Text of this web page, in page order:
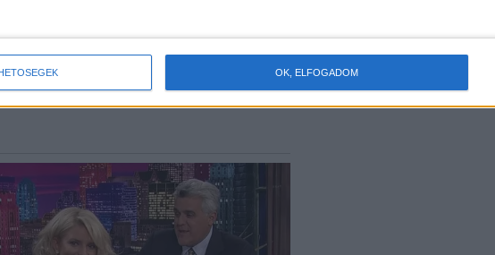
OK, ELFOGADOM